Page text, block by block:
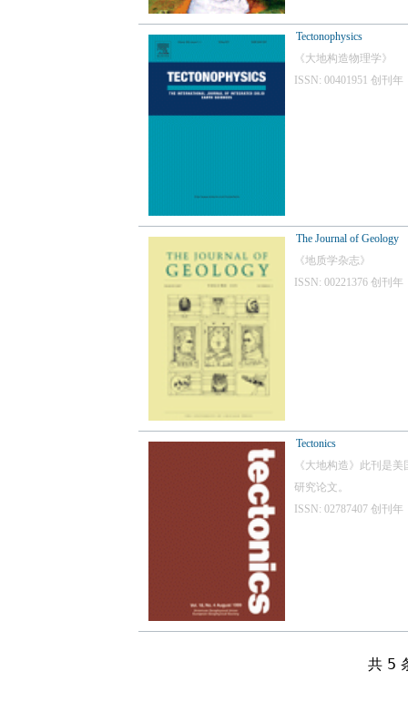
Tectonophysics
《大地构造物理学》
ISSN: 00401951 创刊
The Journal of Geology
《地质学杂志》
ISSN: 00221376 创刊
Tectonics
《大地构造》此刊是
研究论文。
ISSN: 02787407 创刊
共 5